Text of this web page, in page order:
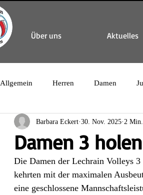
Über uns Aktuelles
Allgemein Herren Damen
Damen 3
Barbara Eckert 30. Nov. 2025 2
Die Damen der Lechrain Volleys
kehrten mit der maximalen
eine geschlossene